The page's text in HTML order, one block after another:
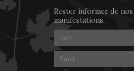
Rester informer de
manifestations.